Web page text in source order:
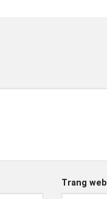
Trang web